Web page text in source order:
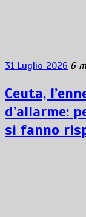
31 Luglio 2026 6
Ceuta,
d’allarme:
si fanno